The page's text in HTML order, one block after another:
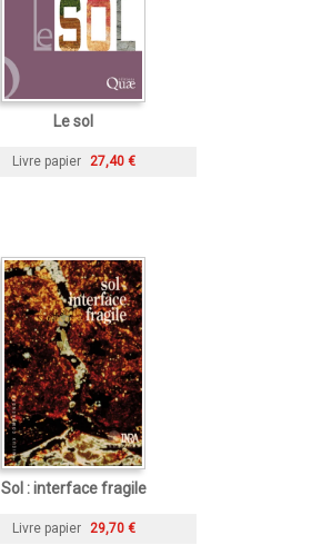
Le sol
Livre papier 27,40 €
Sol : interface fragile
Livre papier 29,70 €